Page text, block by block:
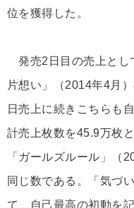
位を獲得した。
発売2日目の売上とし
片想い」（2014年4月
日売上に続きこちらも
計売上枚数を45.9万枚
「ガールズルール」（
同じ数である。「気づ
て、自己最高の初動を